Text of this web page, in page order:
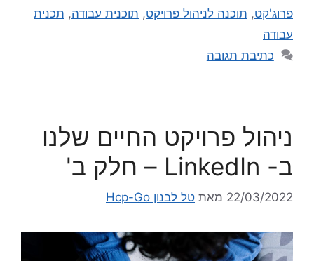
פרוג'קט, תוכנה לניהול פרויקט, תוכנית עבודה, תכנית
עבודה
כתיבת תגובה
ניהול פרויקט החיים שלנו
ב- LinkedIn – חלק ב'
22/03/2022 מאת טל לבנון Hcp-Go